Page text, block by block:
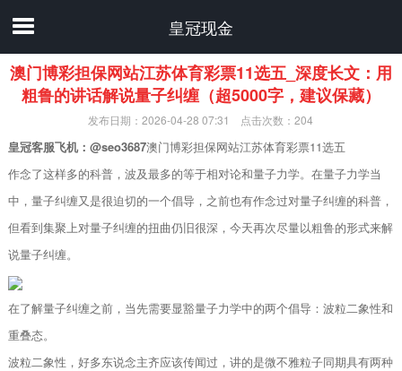
皇冠现金
澳门博彩担保网站江苏体育彩票11选五_深度长文：用
粗鲁的讲话解说量子纠缠（超5000字，建议保藏）
发布日期：2026-04-28 07:31 点击次数：204
皇冠客服飞机：@seo3687澳门博彩担保网站江苏体育彩票11选五
作念了这样多的科普，波及最多的等于相对论和量子力学。在量子力学当
中，量子纠缠又是很迫切的一个倡导，之前也有作念过对量子纠缠的科普，
但看到集聚上对量子纠缠的扭曲仍旧很深，今天再次尽量以粗鲁的形式来解
说量子纠缠。
在了解量子纠缠之前，当先需要显豁量子力学中的两个倡导：波粒二象性和
重叠态。
波粒二象性，好多东说念主齐应该传闻过，讲的是微不雅粒子同期具有两种